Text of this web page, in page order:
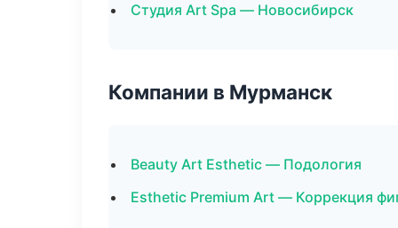
Студия Art Spa — Новосибирск
Компании в Мурманск
Beauty Art Esthetic — Подология
Esthetic Premium Art — Коррекция